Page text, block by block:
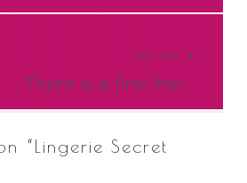
NEXT POST
There is a fine line…
“Lingerie Secret